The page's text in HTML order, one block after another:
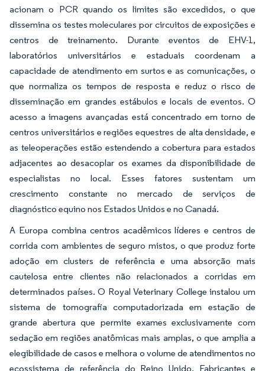
acionam o PCR quando os limites são excedidos, o que
dissemina os testes moleculares por circuitos de exposições e
centros de treinamento. Durante eventos de EHV-1,
laboratórios universitários e estaduais coordenam a
capacidade de atendimento em surtos e as comunicações, o
que normaliza os tempos de resposta e reduz o risco de
disseminação em grandes estábulos e locais de eventos. O
acesso a imagens avançadas está concentrado em torno de
centros universitários e regiões equestres de alta densidade, e
as teleoperações estão estendendo a cobertura para estados
adjacentes ao desacoplar os exames da disponibilidade de
especialistas no local. Esses fatores sustentam um
crescimento constante no mercado de serviços de
diagnóstico equino nos Estados Unidos e no Canadá.
A Europa combina centros acadêmicos líderes e centros de
corrida com ambientes de seguro mistos, o que produz forte
adoção em clusters de referência e uma absorção mais
cautelosa entre clientes não relacionados a corridas em
determinados países. O Royal Veterinary College instalou um
sistema de tomografia computadorizada em estação de
grande abertura que permite exames exclusivamente com
sedação em regiões anatômicas mais amplas, o que amplia a
elegibilidade de casos e melhora o volume de atendimentos no
ecossistema de referência do Reino Unido. Fabricantes e